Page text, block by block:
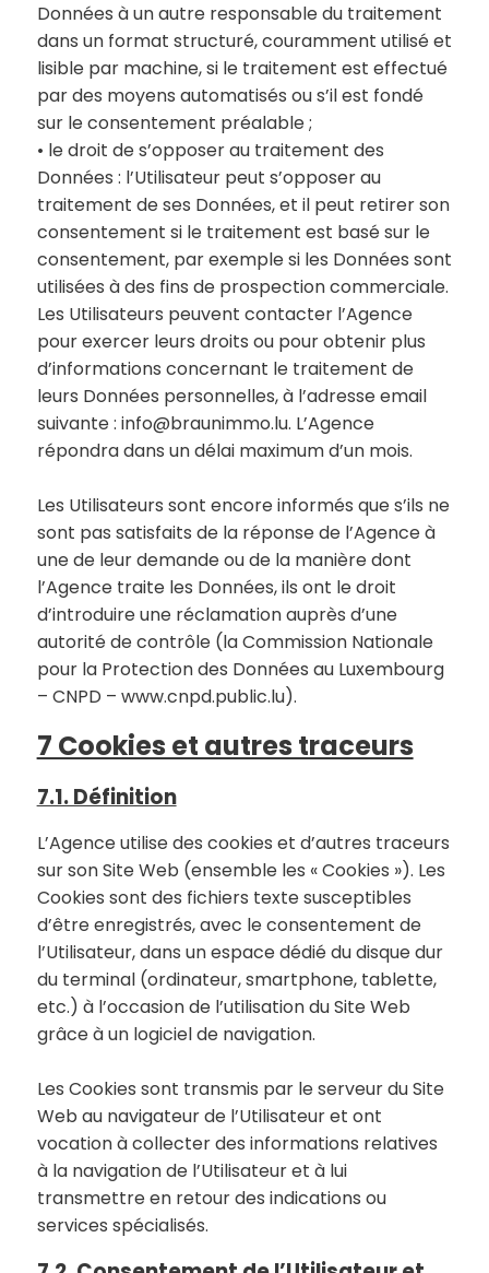
Données à un autre responsable du traitement
dans un format structuré, couramment utilisé et
lisible par machine, si le traitement est effectué
par des moyens automatisés ou s’il est fondé
sur le consentement préalable ;
• le droit de s’opposer au traitement des
Données : l’Utilisateur peut s’opposer au
traitement de ses Données, et il peut retirer son
consentement si le traitement est basé sur le
consentement, par exemple si les Données sont
utilisées à des fins de prospection commerciale.
Les Utilisateurs peuvent contacter l’Agence
pour exercer leurs droits ou pour obtenir plus
d’informations concernant le traitement de
leurs Données personnelles, à l’adresse email
suivante : info@braunimmo.lu. L’Agence
répondra dans un délai maximum d’un mois.
Les Utilisateurs sont encore informés que s’ils ne
sont pas satisfaits de la réponse de l’Agence à
une de leur demande ou de la manière dont
l’Agence traite les Données, ils ont le droit
d’introduire une réclamation auprès d’une
autorité de contrôle (la Commission Nationale
pour la Protection des Données au Luxembourg
– CNPD – www.cnpd.public.lu).
7 Cookies et autres traceurs
7.1. Définition
L’Agence utilise des cookies et d’autres traceurs
sur son Site Web (ensemble les « Cookies »). Les
Cookies sont des fichiers texte susceptibles
d’être enregistrés, avec le consentement de
l’Utilisateur, dans un espace dédié du disque dur
du terminal (ordinateur, smartphone, tablette,
etc.) à l’occasion de l’utilisation du Site Web
grâce à un logiciel de navigation.
Les Cookies sont transmis par le serveur du Site
Web au navigateur de l’Utilisateur et ont
vocation à collecter des informations relatives
à la navigation de l’Utilisateur et à lui
transmettre en retour des indications ou
services spécialisés.